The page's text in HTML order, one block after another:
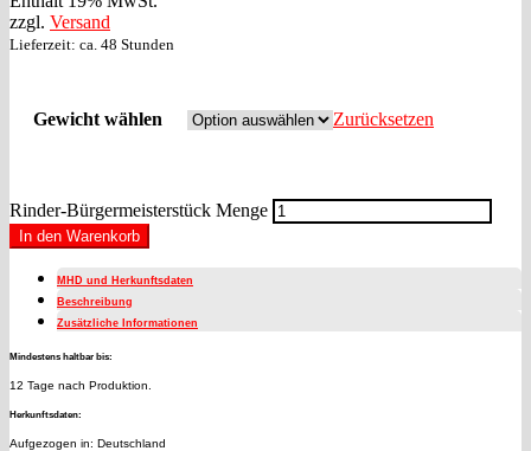
zzgl. Versand
Lieferzeit: ca. 48 Stunden
Gewicht wählen Zurücksetzen
Rinder-Bürgermeisterstück Menge
In den Warenkorb
MHD und Herkunftsdaten
Beschreibung
Zusätzliche Informationen
Mindestens haltbar bis:
12 Tage nach Produktion.
Herkunftsdaten:
Aufgezogen in: Deutschland